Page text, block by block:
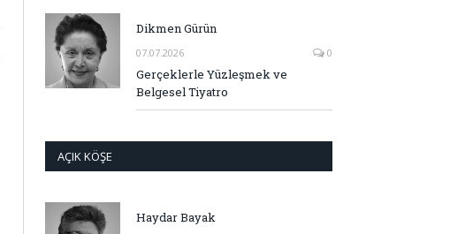
Dikmen Gürün
07.07.2026 0
Gerçeklerle Yüzleşmek ve
Belgesel Tiyatro
AÇIK KÖŞE
Haydar Bayak